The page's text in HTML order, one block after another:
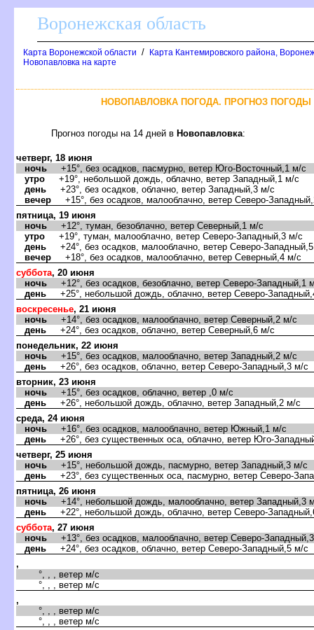
оронежская область
Карта Воронежской области /
Карта Кантемировского района,
Новопавловка на карте
НОВОПАВЛОВКА ПОГОДА. ПРОГНОЗ
Прогноз погоды на 14 дней Новопавловка:
четверг, 18 июня
ночь +15°, без осадков, пасмурно, ветер Юго-Восточный,1 м/с
утро +19°, небольшой дождь, облачно, ветер Западный,1 м/с
день +23°, без осадков, облачно, ветер Западный,3 м/с
ечер +15°, без осадков, малооблачно, ветер Северо-
пятница, 19 июня
ночь +12°, туман, безоблачно, ветер Северный,1 м/с
утро +19°, туман, малооблачно, ветер Северо-Западный,3 м/с
день +24°, без осадков, малооблачно, ветер Северо-
ечер +18°, без осадков, малооблачно, ветер Северный,4 м/с
суббота, 20 июня
ночь +12°, без осадков, безоблачно, ветер Северо-Западный,1
день +25°, небольшой дождь, облачно, ветер Северо-
оскресенье, 21 июня
ночь +14°, без осадков, малооблачно, ветер Северный,2 м/с
день +24°, без осадков, облачно, ветер Северный,6 м/с
понедельник, 22 июня
ночь +15°, без осадков, малооблачно, ветер Западный,2 м/с
день +26°, без осадков, облачно, ветер Северо-Западный,3 м/с
торник, 23 июня
ночь +15°, без осадков, облачно, ветер ,0 м/с
день +26°, небольшой дождь, облачно, ветер Западный,2 м/с
среда, 24 июня
ночь +16°, без осадков, малооблачно, ветер Южный,1 м/с
день +26°, без существенных оса, облачно, ветер Юго-
четверг, 25 июня
ночь +15°, небольшой дождь, пасмурно, ветер Западный,3 м/с
день +23°, без существенных оса, пасмурно, ветер Северо-
пятница, 26 июня
ночь +14°, небольшой дождь, малооблачно, ветер Западный,3
день +22°, небольшой дождь, облачно, ветер Северо-
суббота, 27 июня
ночь +13°, без осадков, малооблачно, ветер Северо-
день +24°, без осадков, облачно, ветер Северо-Западный,5 м/с
,
°, , , ветер м/с
°, , , ветер м/с
,
°, , , ветер м/с
°, , , ветер м/с